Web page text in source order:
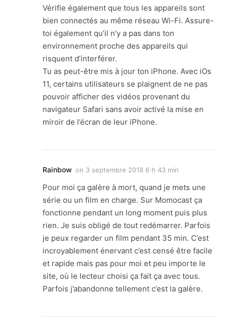
Vérifie également que tous les appareils sont
bien connectés au même réseau Wi-Fi. Assure-
toi également qu’il n’y a pas dans ton
environnement proche des appareils qui
risquent d’interférer.
Tu as peut-être mis à jour ton iPhone. Avec iOs
11, certains utilisateurs se plaignent de ne pas
pouvoir afficher des vidéos provenant du
navigateur Safari sans avoir activé la mise en
miroir de l’écran de leur iPhone.
Rainbow on 3 septembre 2018 6 h 43 min
Pour moi ça galère à mort, quand je mets une
série ou un film en charge. Sur Momocast ça
fonctionne pendant un long moment puis plus
rien. Je suis obligé de tout redémarrer. Parfois
je peux regarder un film pendant 35 min. C’est
incroyablement énervant c’est censé être facile
et rapide mais pas pour moi et peu importe le
site, où le lecteur choisi ça fait ça avec tous.
Parfois j’abandonne tellement c’est la galère.